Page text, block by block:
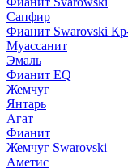
Сапфир
Фианит Swarovski
Муассанит
Эмаль
Фианит EQ
Жемчуг
Янтарь
Агат
Фианит
Жемчуг Swarovski
Аметис